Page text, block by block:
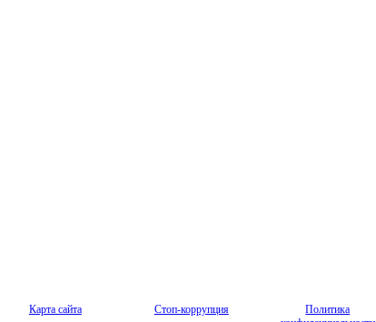
Карта сайта Стоп-коррупция
Политика